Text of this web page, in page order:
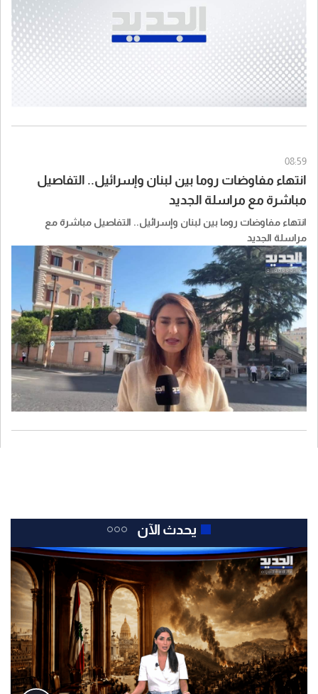
08:59
انتهاء مفاوضات روما بين لبنان وإسرائيل.. التفاصيل
مباشرة مع مراسلة الجديد
انتهاء مفاوضات روما بين لبنان وإسرائيل.. التفاصيل مباشرة مع
مراسلة الجديد
يحدث الآن